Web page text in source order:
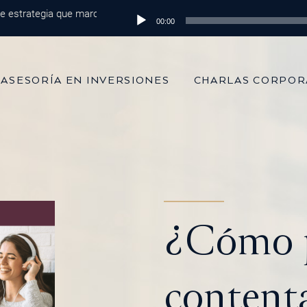
que marca la diferencia Episodio 215: De 100 mil dólares al
Reproductor
00:00
ASESORÍA EN INVERSIONES CHARLAS
¿Cómo